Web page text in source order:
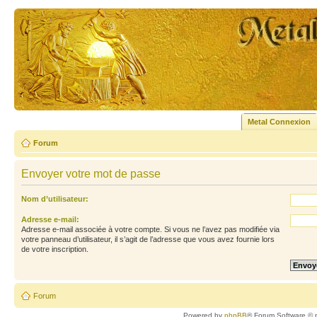
Metal Connexion
Forum
Envoyer votre mot de passe
Nom d’utilisateur:
Adresse e-mail:
Adresse e-mail associée à votre compte. Si vous ne l’avez pas modifiée via
votre panneau d’utilisateur, il s’agit de l’adresse que vous avez fournie lors
de votre inscription.
Forum
Powered byphpBB® Forum Software ©